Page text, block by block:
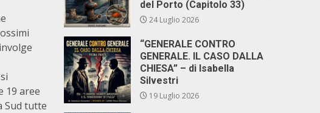
19 aree
Sud tutte
del Porto (Capitolo 33)
24 Luglio 2026
“GENERALE CONTRO
GENERALE. IL CASO DALLA
CHIESA” – di Isabella
Silvestri
19 Luglio 2026